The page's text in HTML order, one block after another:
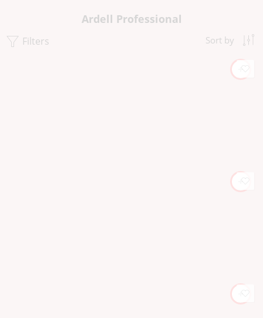
Ardell Professional
Filters Sort by